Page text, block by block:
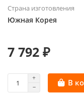
Страна изготовления
Южная Корея
7 792 ₽
В